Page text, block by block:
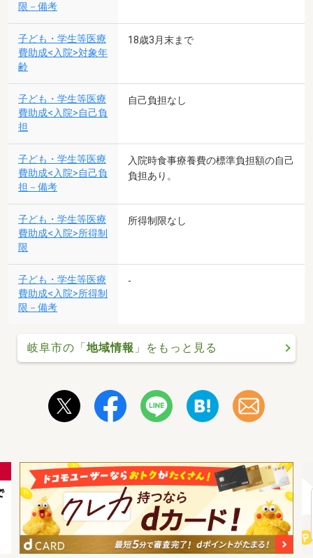
限－備考
子ども・学生等医療
費助成<入院>対象年
齢
18歳3月末まで
子ども・学生等医療
費助成<入院>自己負
担
自己負担なし
子ども・学生等医療
費助成<入院>自己負
担－備考
入院時食事療養費の標準負担額の自己
負担あり。
子ども・学生等医療
費助成<入院>所得制
限
所得制限なし
子ども・学生等医療
費助成<入院>所得制
限－備考
-
岐阜市の「地域情報 」をもっと見る